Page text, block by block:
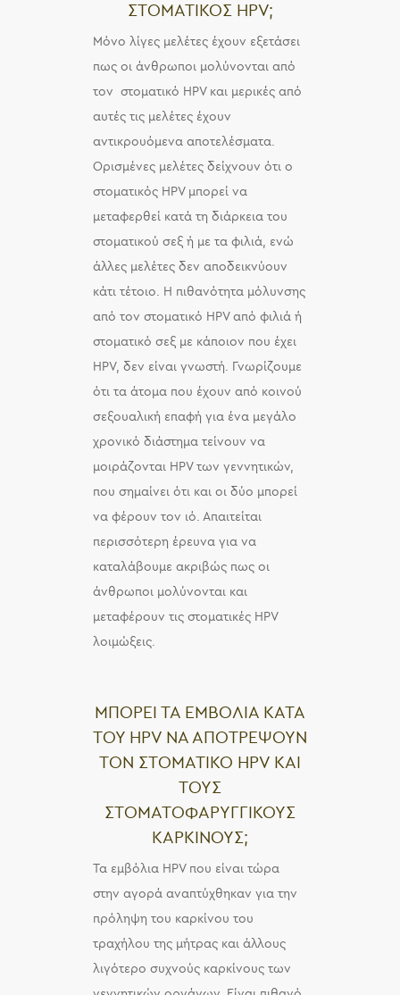
ΣΤΟΜΑΤΙΚΟΣ HPV;
Μόνο λίγες μελέτες έχουν εξετάσει
πως οι άνθρωποι μολύνονται από
τον στοματικό HPV και μερικές από
αυτές τις μελέτες έχουν
αντικρουόμενα αποτελέσματα.
Ορισμένες μελέτες δείχνουν ότι ο
στοματικός HPV μπορεί να
μεταφερθεί κατά τη διάρκεια του
στοματικού σεξ ή με τα φιλιά, ενώ
άλλες μελέτες δεν αποδεικνύουν
κάτι τέτοιο. Η πιθανότητα μόλυνσης
από τον στοματικό HPV από φιλιά ή
στοματικό σεξ με κάποιον που έχει
HPV, δεν είναι γνωστή. Γνωρίζουμε
ότι τα άτομα που έχουν από κοινού
σεξουαλική επαφή για ένα μεγάλο
χρονικό διάστημα τείνουν να
μοιράζονται HPV των γεννητικών,
που σημαίνει ότι και οι δύο μπορεί
να φέρουν τον ιό. Απαιτείται
περισσότερη έρευνα για να
καταλάβουμε ακριβώς πως οι
άνθρωποι μολύνονται και
μεταφέρουν τις στοματικές HPV
λοιμώξεις.
ΜΠΟΡΕΙ ΤΑ ΕΜΒΟΛΙΑ ΚΑΤΑ
ΤΟΥ HPV ΝΑ ΑΠΟΤΡΕΨΟΥΝ
ΤΟΝ ΣΤΟΜΑΤΙΚΟ HPV ΚΑΙ
ΤΟΥΣ
ΣΤΟΜΑΤΟΦΑΡΥΓΓΙΚΟΥΣ
ΚΑΡΚΙΝΟΥΣ;
Τα εμβόλια HPV που είναι τώρα
στην αγορά αναπτύχθηκαν για την
πρόληψη του καρκίνου του
τραχήλου της μήτρας και άλλους
λιγότερο συχνούς καρκίνους των